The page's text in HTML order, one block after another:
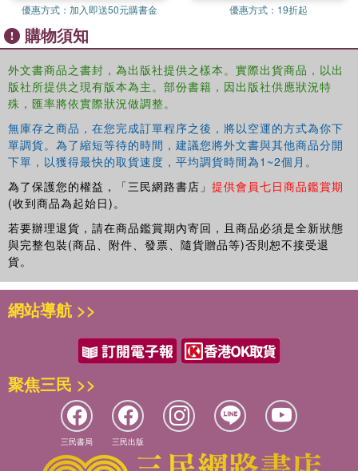
優惠方式： 加入即送50元購書金 優惠方式： 19折起
購物須知
外文書商品之書封，為出版社提供之樣本。實際出貨商品，以出
版社所提供之現有版本為主。部份書籍，因出版社供應狀況特
殊，匯率將依實際狀況做調整。
無庫存之商品，在您完成訂單程序之後，將以空運的方式為你下
單調貨。為了縮短等待的時間，建議您將外文書與其他商品分開
下單，以獲得最快的取貨速度，平均調貨時間為1~2個月。
為了保護您的權益，「三民網路書店」 提供會員七日商品鑑賞期
(收到商品為起始日)。
若要辦理退貨，請在商品鑑賞期內寄回，且商品必須是全新狀態
與完整包裝(商品、附件、發票、隨貨贈品等)否則恕不接受退
貨。
網站導航 >>
聚焦三民 >>
三民書局 三民出版